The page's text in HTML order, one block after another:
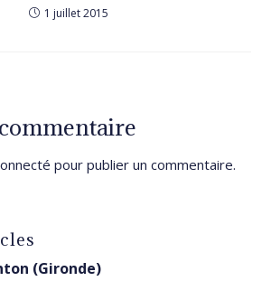
1 juillet 2015
pour publier un commentaire.
(Gironde)